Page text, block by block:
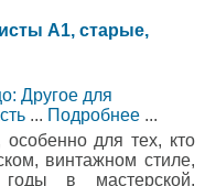
А1, старые,
Другое для
... Подробнее ...
для тех, кто
винтажном стиле,
в мастерской,